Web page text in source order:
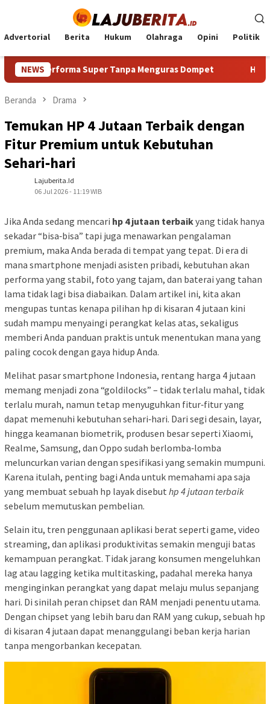
konten
Advertorial Berita Hukum Olahraga Opini Politik
NEWS
Tanpa Menguras Dompet HP Android Terbaik
Beranda Drama
Temukan HP 4 Jutaan Terbaik dengan
Fitur Premium untuk Kebutuhan
Sehari‑hari
Lajuberita.id
06 Jul 2026 - 11:19 WIB
Jika Anda sedang mencari hp 4 jutaan terbaikyang tidak hanya
sekadar “bisa‑bisa” tapi juga menawarkan pengalaman
premium, maka Anda berada di tempat yang tepat. Di era di
mana smartphone menjadi asisten pribadi, kebutuhan akan
performa yang stabil, foto yang tajam, dan baterai yang tahan
lama tidak lagi bisa diabaikan. Dalam artikel ini, kita akan
mengupas tuntas kenapa pilihan hp di kisaran 4 jutaan kini
sudah mampu menyaingi perangkat kelas atas, sekaligus
memberi Anda panduan praktis untuk menentukan mana yang
paling cocok dengan gaya hidup Anda.
Melihat pasar smartphone Indonesia, rentang harga 4 jutaan
memang menjadi zona “goldilocks” – tidak terlalu mahal, tidak
terlalu murah, namun tetap menyuguhkan fitur‑fitur yang
dapat memenuhi kebutuhan sehari‑hari. Dari segi desain, layar,
hingga keamanan biometrik, produsen besar seperti Xiaomi,
Realme, Samsung, dan Oppo sudah berlomba‑lomba
meluncurkan varian dengan spesifikasi yang semakin mumpuni.
Karena itulah, penting bagi Anda untuk memahami apa saja
yang membuat sebuah hp layak disebut hp 4 jutaan terbaik
sebelum memutuskan pembelian.
Selain itu, tren penggunaan aplikasi berat seperti game, video
streaming, dan aplikasi produktivitas semakin menguji batas
kemampuan perangkat. Tidak jarang konsumen mengeluhkan
lag atau lagging ketika multitasking, padahal mereka hanya
menginginkan perangkat yang dapat melaju mulus sepanjang
hari. Di sinilah peran chipset dan RAM menjadi penentu utama.
Dengan chipset yang lebih baru dan RAM yang cukup, sebuah hp
di kisaran 4 jutaan dapat menanggulangi beban kerja harian
tanpa mengorbankan kecepatan.